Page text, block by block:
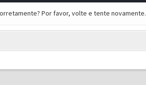
Por favor, volte e tente novamente.